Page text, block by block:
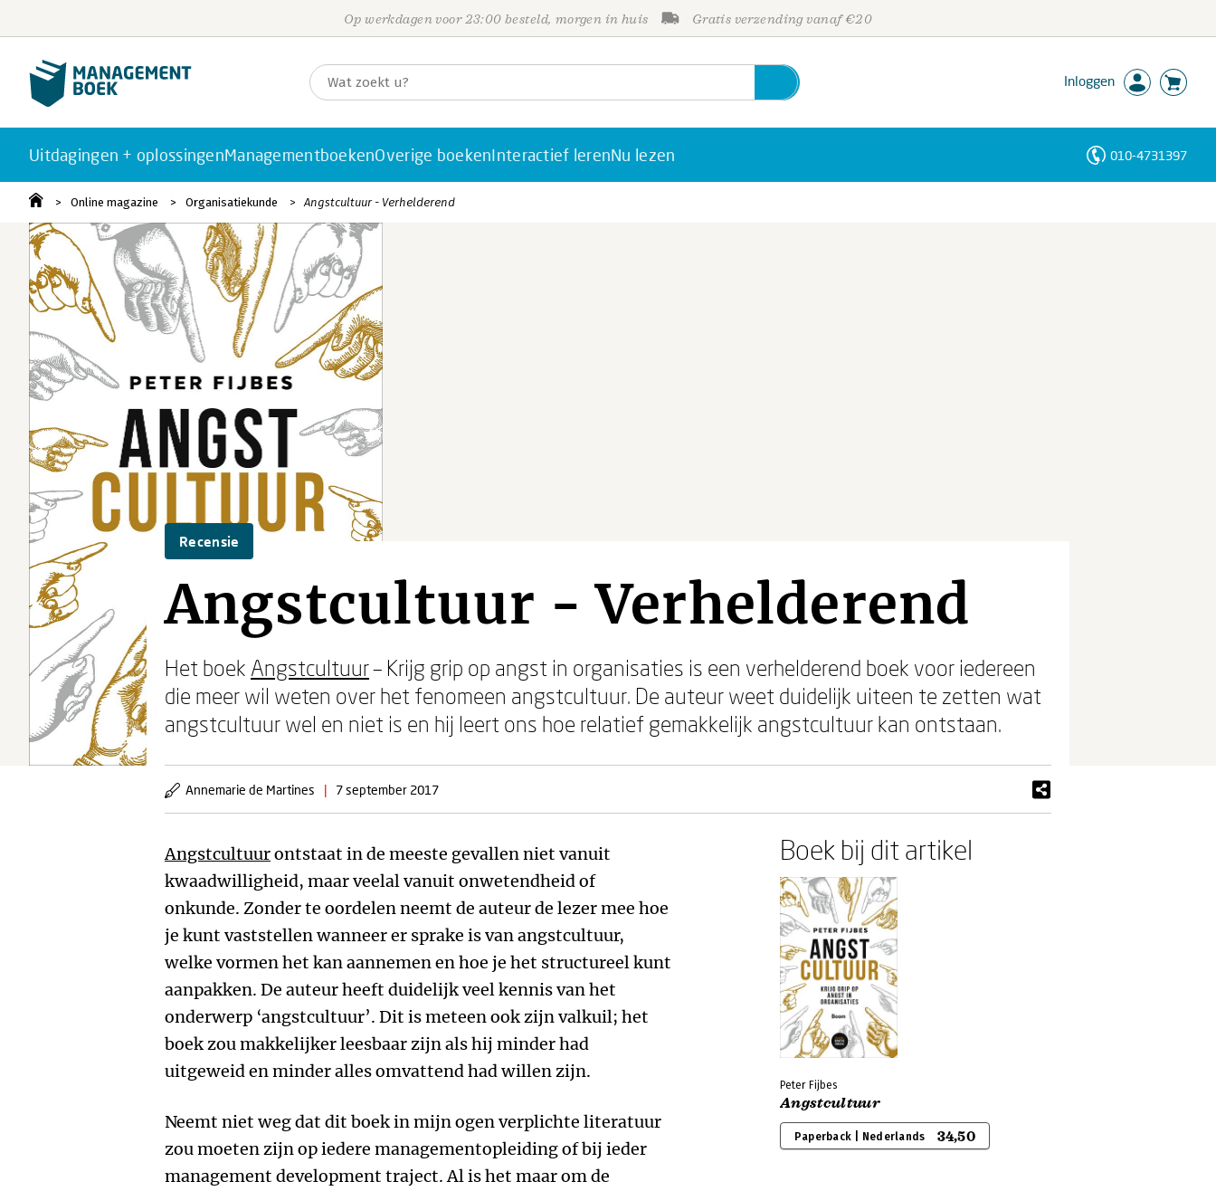
Op werkdagen voor 23:00 besteld, morgen in huis Gratis verzending vanaf €20
Inloggen
Uitdagingen + oplossingenManagementboekenOverige boekenInteractief lerenNu lezen 010-4731397
Online magazine Organisatiekunde Angstcultuur - Verhelderend
Recensie
Angstcultuur - Verhelderend
Het boek Angstcultuur– Krijg grip op angst in organisaties is een verhelderend boek voor iedereen
die meer wil weten over het fenomeen angstcultuur. De auteur weet duidelijk uiteen te zetten wat
angstcultuur wel en niet is en hij leert ons hoe relatief gemakkelijk angstcultuur kan ontstaan.
Annemarie de Martines | 7 september 2017
Angstcultuurontstaat in de meeste gevallen niet vanuit
kwaadwilligheid, maar veelal vanuit onwetendheid of
onkunde. Zonder te oordelen neemt de auteur de lezer mee hoe
je kunt vaststellen wanneer er sprake is van angstcultuur,
welke vormen het kan aannemen en hoe je het structureel kunt
aanpakken. De auteur heeft duidelijk veel kennis van het
onderwerp ‘angstcultuur’. Dit is meteen ook zijn valkuil; het
boek zou makkelijker leesbaar zijn als hij minder had
uitgeweid en minder alles omvattend had willen zijn.
Neemt niet weg dat dit boek in mijn ogen verplichte literatuur
zou moeten zijn op iedere managementopleiding of bij ieder
management development traject. Al is het maar om de
Boek bij dit artikel
Peter Fijbes
Angstcultuur
Paperback | Nederlands 34,50
Personen